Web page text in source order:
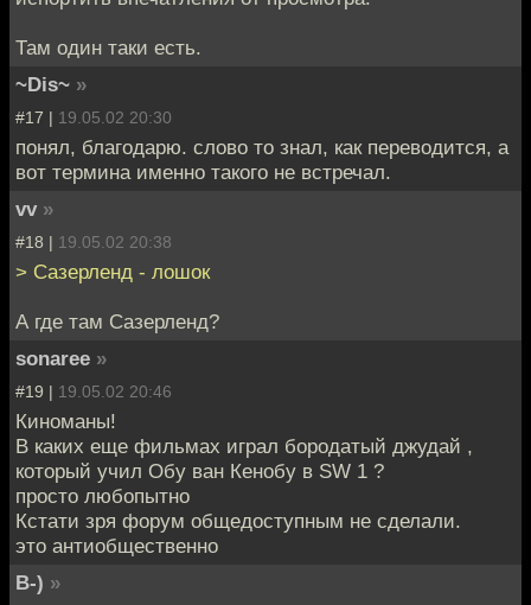
Там один таки есть.
~Dis~ »
#17 | 19.05.02 20:30
понял, благодарю. слово то знал, как переводится, а
вот термина именно такого не встречал.
vv »
#18 | 19.05.02 20:38
> Сазерленд - лошок
А где там Сазерленд?
sonaree »
#19 | 19.05.02 20:46
Киноманы!
В каких еще фильмах играл бородатый джудай ,
который учил Обу ван Кенобу в SW 1 ?
просто любопытно
Кстати зря форум общедоступным не сделали.
это антиобщественно
B-) »